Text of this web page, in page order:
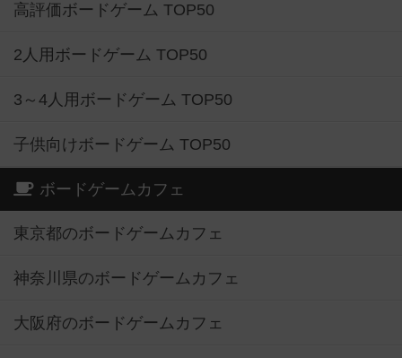
高評価ボードゲーム TOP50
2人用ボードゲーム TOP50
3～4人用ボードゲーム TOP50
子供向けボードゲーム TOP50
ボードゲームカフェ
東京都のボードゲームカフェ
神奈川県のボードゲームカフェ
大阪府のボードゲームカフェ